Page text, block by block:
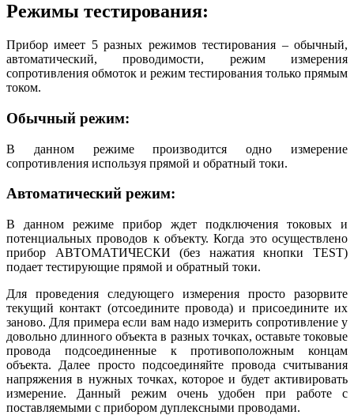
Режимы тестирования:
Прибор имеет 5 разных режимов тестирования – обычный,
автоматический, проводимости, режим измерения
сопротивления обмоток и режим тестирования только прямым
током.
Обычный режим:
В данном режиме производится одно измерение
сопротивления используя прямой и обратный токи.
Автоматический режим:
В данном режиме прибор ждет подключения токовых и
потенциальных проводов к объекту. Когда это осуществлено
прибор АВТОМАТИЧЕСКИ (без нажатия кнопки TEST)
подает тестирующие прямой и обратный токи.
Для проведения следующего измерения просто разорвите
текущий контакт (отсоедините провода) и присоедините их
заново. Для примера если вам надо измерить сопротивление у
довольно длинного объекта в разных точках, оставьте токовые
провода подсоединенные к противоположным концам
объекта. Далее просто подсоединяйте провода считывания
напряжения в нужных точках, которое и будет активировать
измерение. Данный режим очень удобен при работе с
поставляемыми с прибором дуплексными проводами.